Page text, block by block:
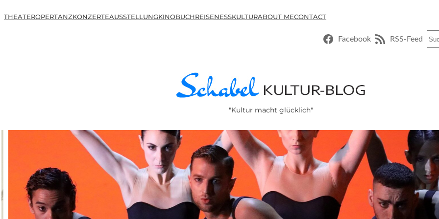
THEATEROPERTANZKONZERTEAUSSTELLUNGKINOBUCHREISENESSKULTURABOUT MECONTACT
Facebook RSS-Feed
"Kultur macht glücklich"